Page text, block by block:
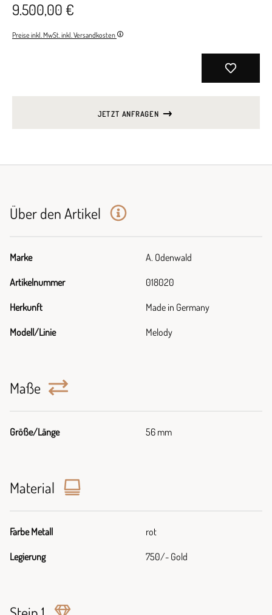
9.500,00 €
Preise inkl. MwSt. inkl. Versandkosten
JETZT ANFRAGEN
Über den Artikel
Marke A. Odenwald
Artikelnummer 018020
Herkunft Made in Germany
Modell/Linie Melody
Maße
Größe/Länge 56 mm
Material
Farbe Metall rot
Legierung 750/- Gold